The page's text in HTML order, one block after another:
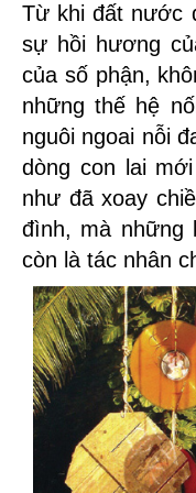
Từ khi đất nước
sự hồi hương
của số phận,
những thế hệ
nguôi ngoai nỗi
dòng con lai
như đã xoay
đình, mà những
còn là tác nhân